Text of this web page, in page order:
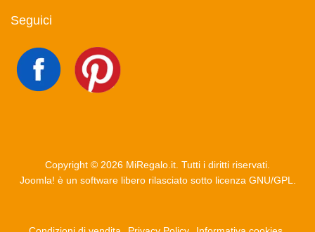
Seguici
Copyright © 2026 MiRegalo.it. Tutti i diritti riservati.
Joomla! è un software libero rilasciato sotto licenza GNU/GPL.